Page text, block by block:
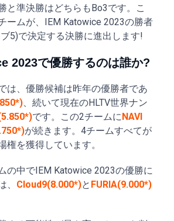
と準決勝はどちらもBo3です。こ
ームが、IEM Katowice 2023の勝者
5)で決定する決勝に進出します!
2023で優勝するのは誰か?
は、優勝候補は昨年の優勝者であ
、続いて現在のHLTV世界ナン
です。この2チームにNAVI
が続きます。4チームすべてが
権を獲得しています。
の中でIEM Katowice 2023の優勝に
、 Cloud9(8.000*)と FURIA(9.000*)